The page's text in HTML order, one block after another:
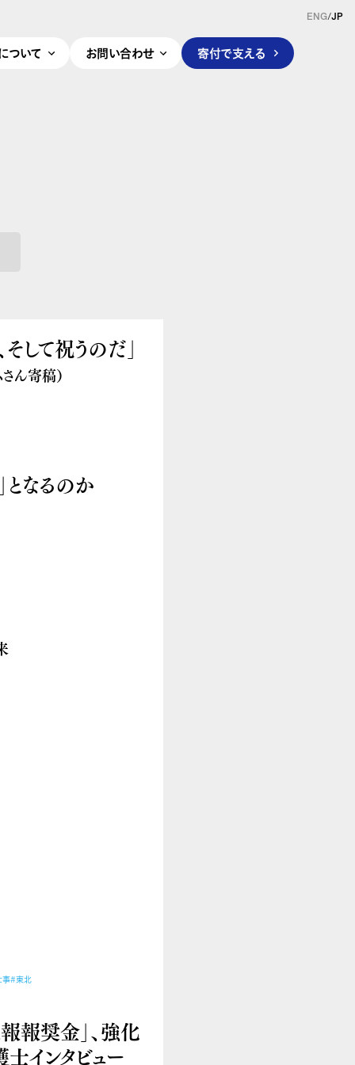
ついて お問い合わせ 寄付で支える
ENG/JP
して祝うのだ」
ん寄稿）
なるのか
事#東北
報奨金」、強化
ンタビュー